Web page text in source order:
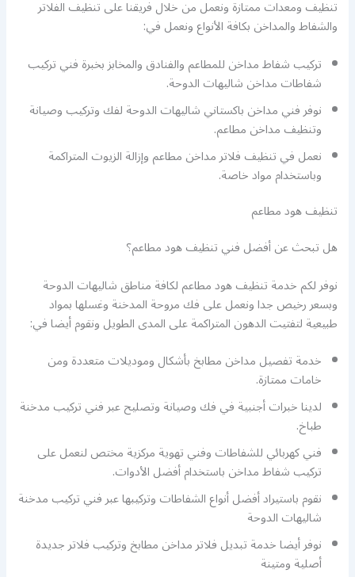
تنظيف ومعدات ممتازة ونعمل من خلال فريقنا على تنظيف الفلاتر
والشفاط والمداخن بكافة الأنواع ونعمل في:
تركيب شفاط مداخن للمطاعم والفنادق والمخابز بخبرة فني تركيب
شفاطات مداخن شاليهات الدوحة.
نوفر فني مداخن باكستاني شاليهات الدوحة لفك وتركيب وصيانة
وتنظيف مداخن مطاعم.
نعمل في تنظيف فلاتر مداخن مطاعم وإزالة الزيوت المتراكمة
وباستخدام مواد خاصة.
تنظيف هود مطاعم
هل تبحث عن أفضل فني تنظيف هود مطاعم؟
نوفر لكم خدمة تنظيف هود مطاعم لكافة مناطق شاليهات الدوحة
وبسعر رخيص جدا ونعمل على فك مروحة المدخنة وغسلها بمواد
طبيعية لتفتيت الدهون المتراكمة على المدى الطويل ونقوم أيضا في:
خدمة تفصيل مداخن مطابخ بأشكال وموديلات متعددة ومن
خامات ممتازة.
لدينا خبرات أجنبية في فك وصيانة وتصليح عبر فني تركيب مدخنة
طباخ.
فني كهربائي للشفاطات وفني تهوية مركزية مختص لنعمل على
تركيب شفاط مداخن باستخدام أفضل الأدوات.
نقوم باستيراد أفضل أنواع الشفاطات وتركيبها عبر فني تركيب مدخنة
شاليهات الدوحة
نوفر أيضا خدمة تبديل فلاتر مداخن مطابخ وتركيب فلاتر جديدة
أصلية ومتينة